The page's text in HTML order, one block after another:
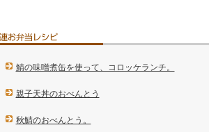
鯖の味噌煮缶を使って、コロッケランチ。
親子天丼のおべんとう
秋鯖のおべんとう。